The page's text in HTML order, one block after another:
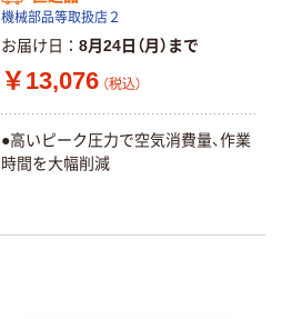
機械部品等取扱店２
お届け日 8月24日（月）まで
￥13,076 （税込）
●高いピーク圧力で空気消費量、作業
時間を大幅削減